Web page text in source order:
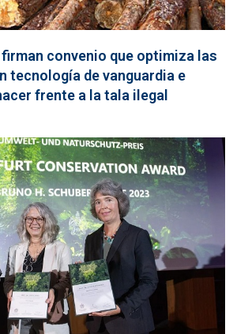
firman convenio que optimiza las
tecnología de vanguardia e
frente a la tala ilegal